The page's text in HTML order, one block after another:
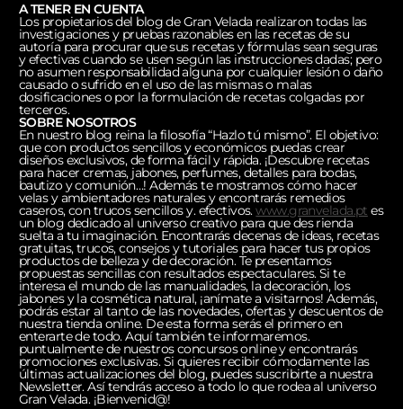
A TENER EN CUENTA
Los propietarios del blog de Gran Velada realizaron todas las
investigaciones y pruebas razonables en las recetas de su
autoría para procurar que sus recetas y fórmulas sean seguras
y efectivas cuando se usen según las instrucciones dadas; pero
no asumen responsabilidad alguna por cualquier lesión o daño
causado o sufrido en el uso de las mismas o malas
dosificaciones o por la formulación de recetas colgadas por
terceros.
SOBRE NOSOTROS
En nuestro blog reina la filosofía “Hazlo tú mismo”. El objetivo:
que con productos sencillos y económicos puedas crear
diseños exclusivos, de forma fácil y rápida. ¡Descubre recetas
para hacer cremas, jabones, perfumes, detalles para bodas,
bautizo y comunión…! Además te mostramos cómo hacer
velas y ambientadores naturales y encontrarás remedios
caseros, con trucos sencillos y. efectivos.www.granvelada.pt es
un blog dedicado al universo creativo para que des rienda
suelta a tu imaginación. Encontrarás decenas de ideas, recetas
gratuitas, trucos, consejos y tutoriales para hacer tus propios
productos de belleza y de decoración. Te presentamos
propuestas sencillas con resultados espectaculares. Si te
interesa el mundo de las manualidades, la decoración, los
jabones y la cosmética natural, ¡anímate a visitarnos! Además,
podrás estar al tanto de las novedades, ofertas y descuentos de
nuestra tienda online. De esta forma serás el primero en
enterarte de todo. Aquí también te informaremos.
puntualmente de nuestros concursos online y encontrarás
promociones exclusivas. Si quieres recibir cómodamente las
últimas actualizaciones del blog, puedes suscribirte a nuestra
Newsletter. Así tendrás acceso a todo lo que rodea al universo
Gran Velada. ¡Bienvenid@!